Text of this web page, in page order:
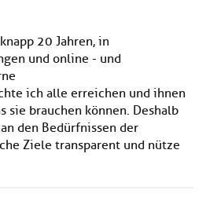
20 Jahren, in
und online - und
ich alle erreichen und ihnen
sie brauchen können. Deshalb
den Bedürfnissen der
Ziele transparent und nütze